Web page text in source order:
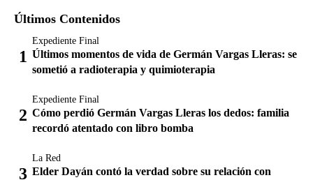
Últimos Contenidos
Expediente Final
Últimos momentos de vida de Germán Vargas Lleras: se
sometió a radioterapia y quimioterapia
Expediente Final
Cómo perdió Germán Vargas Lleras los dedos: familia
recordó atentado con libro bomba
La Red
Elder Dayán contó la verdad sobre su relación con